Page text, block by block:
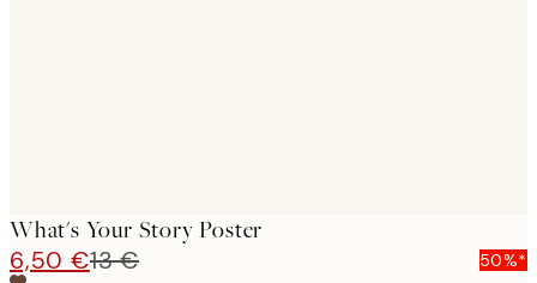
What's Your Story Poster
6,50 €13 €
50%*